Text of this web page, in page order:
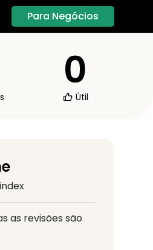
Para Negócios
0
Útil
as revisões são